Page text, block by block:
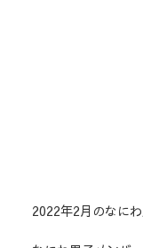
2022年2月のなに